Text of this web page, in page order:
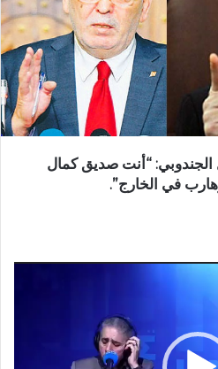
“أنت صديق كمال
في الخارج”.